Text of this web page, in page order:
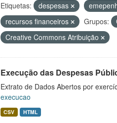
Etiquetas: despesas
recursos financeiros
Grupos:
Creative Commons Atribuição
Execução das Despesas
Extrato de Dados Abertos por
execucao
CSV HTML